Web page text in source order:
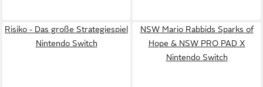
Risiko - Das große Strategiespiel
Nintendo Switch
NSW Mario Rabbids Sparks of
Hope & NSW PRO PAD X
Nintendo Switch